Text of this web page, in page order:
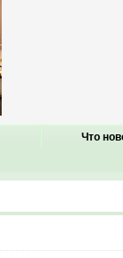
Что